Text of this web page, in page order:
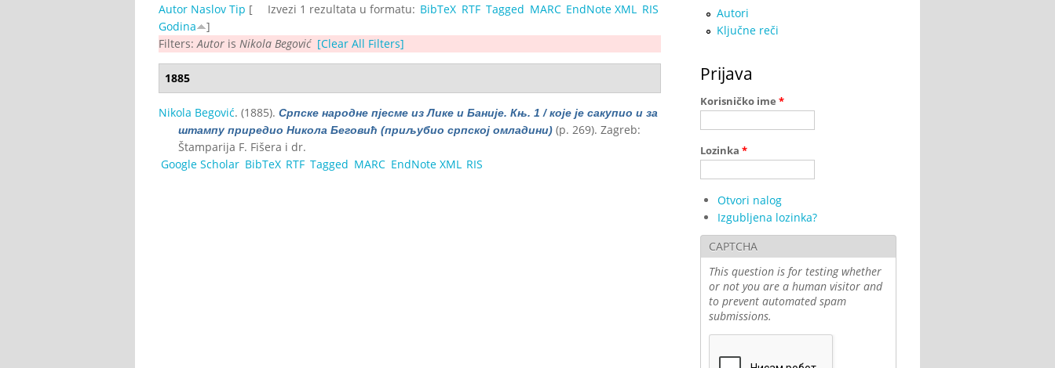
Izvezi 1 rezultata u formatu: BibTeX RTF Tagged MARC EndNote XML RIS
Autor Naslov Tip [
Godina
]
Filters: Autor is Nikola Begović [Clear All Filters]
1885
Nikola Begović. (1885). Српске народне пјесме из Лике и Баније. Књ. 1 / које је сакупио и за
штампу приредио Никола Беговић (приљубио српској омладини) (p. 269). Zagreb:
Štamparija F. Fišera i dr.
Google Scholar BibTeX RTF Tagged MARC EndNote XML RIS
Autori
Ključne reči
Prijava
Korisničko ime *
Lozinka *
Otvori nalog
Izgubljena lozinka?
CAPTCHA
This question is for testing whether
or not you are a human visitor and
to prevent automated spam
submissions.